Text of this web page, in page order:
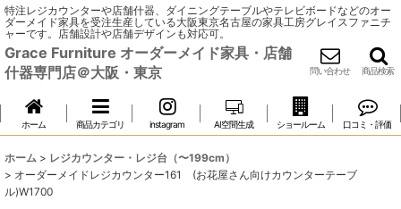
特注レジカウンターや店舗什器、ダイニングテーブルやテレビボードなどのオー
ダーメイド家具を受注生産している大阪東京名古屋の家具工房グレイスファニチ
ャーです。店舗設計や店舗デザインも対応可。
Grace Furniture オーダーメイド家具・店舗
什器専門店＠大阪・東京
問い合わせ 商品検索
ホーム 商品カテゴリ instagram AI空間生成 ショールーム 口コミ・評価
ホーム > レジカウンター・レジ台（〜199cm）
> オーダーメイドレジカウンター161 (お花屋さん向けカウンターテーブ
ル)W1700